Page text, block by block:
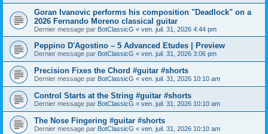
Goran Ivanovic performs his composition "Deadlock" on a
2026 Fernando Moreno classical guitar
Dernier message par BotClassicG « ven. juil. 31, 2026 4:44 pm
Peppino D'Agostino – 5 Advanced Etudes | Preview
Dernier message par BotClassicG « ven. juil. 31, 2026 3:06 pm
Precision Fixes the Chord #guitar #shorts
Dernier message par BotClassicG « ven. juil. 31, 2026 10:10 am
Control Starts at the String #guitar #shorts
Dernier message par BotClassicG « ven. juil. 31, 2026 10:10 am
The Nose Fingering #guitar #shorts
Dernier message par BotClassicG « ven. juil. 31, 2026 10:10 am